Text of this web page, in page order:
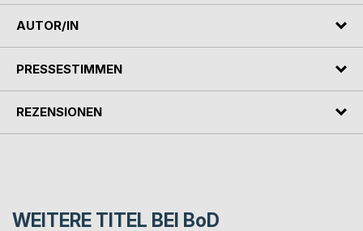
AUTOR/IN
PRESSESTIMMEN
REZENSIONEN
WEITERE TITEL BEI BoD